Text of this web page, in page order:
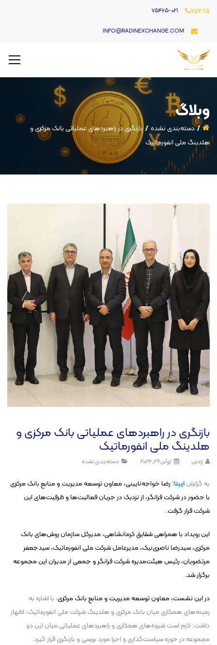
۷۵۴۶۵
INFO@RADINEXCHANGE.COM
وبلاگ
دسته‌بندی نشده
بازنگری در راهبردهای عملیاتی بانک مرکزی و
هلدینگ ملی انفورماتیک
بازنگری در راهبردهای عملیاتی بانک مرکزی و
هلدینگ ملی انفورماتیک
رادین ژوئن 29, 2026 دسته‌بندی نشده
به گزارشایبنا؛رضا خواجه‌نایینی، معاون توسعه مدیریت و منابع بانک مرکزی
با حضور در شرکت فرانگر، از نزدیک در جریان فعالیت‌ها و ظرفیت‌های این
شرکت قرار گرفت.
این رویداد با همراهی شقایق کرمانشاهی، مدیرکل سازمان روش‌های بانک
مرکزی، سیدرضا ناصری‌نیک، مدیرعامل شرکت ملی انفورماتیک، سیدجعفر
مرتضویان، رئیس هیئت‌مدیره شرکت فرانگر و جمعی از مدیران این مجموعه
برگزار شد.
در این نشست، معاون توسعه مدیریت و منابع بانک مرکزی، با اشاره به
زمینه‌های همکاری میان بانک مرکزی و هلدینگ شرکت ملی انفورماتیک، اظهار
داشت: لازم است شیوه‌های همکاری و راهبرد‌های عملیاتی میان این دو
مجموعه در حوزه سیاست‌گذاری و اجرا مورد بررسی و بازنگری قرار گیرد.